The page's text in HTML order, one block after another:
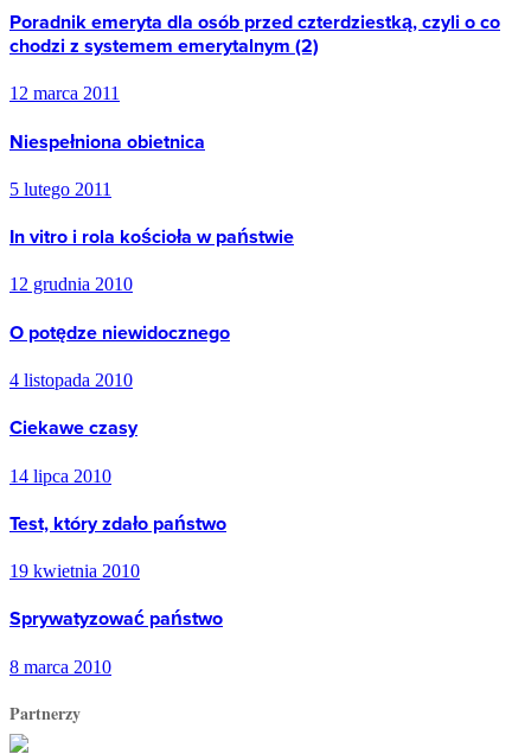
Poradnik emeryta dla osób przed czterdziestką, czyli o co
chodzi z systemem emerytalnym (2)
12 marca 2011
Niespełniona obietnica
5 lutego 2011
In vitro i rola kościoła w państwie
12 grudnia 2010
O potędze niewidocznego
4 listopada 2010
Ciekawe czasy
14 lipca 2010
Test, który zdało państwo
19 kwietnia 2010
Sprywatyzować państwo
8 marca 2010
Partnerzy